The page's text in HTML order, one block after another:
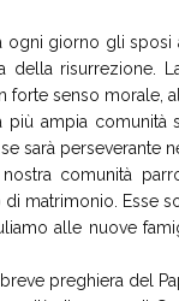
giorno gli sposi
della
forte senso
più ampia
sarà perseverante
nostra comunità
matrimonio. Esse
alle nuove
preghiera del